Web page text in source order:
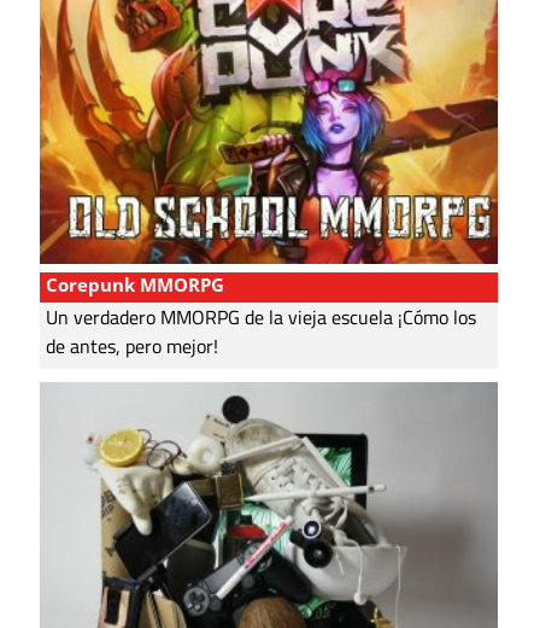
Corepunk MMORPG
Un verdadero MMORPG de la vieja escuela ¡Cómo los
de antes, pero mejor!